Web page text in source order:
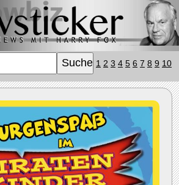
1 2 3 4 5 6 7 8 9 10